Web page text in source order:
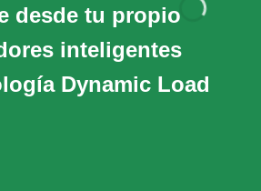
desde tu propio
inteligentes
Dynamic Load